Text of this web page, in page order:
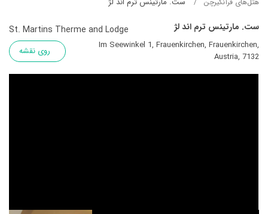
ست. مارتینس ترم اند لژ St. Martins Therme and Lodge
Im Seewinkel 1, Frauenkirchen, Frauenkirchen,
Austria, 7132
روی نقشه